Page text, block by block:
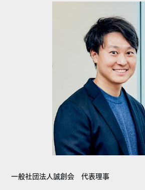
一般社団法人誠創会 代表理事